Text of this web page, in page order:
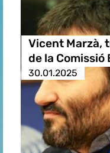
Vicent Marzà,
de la Comissió
30.01.2025